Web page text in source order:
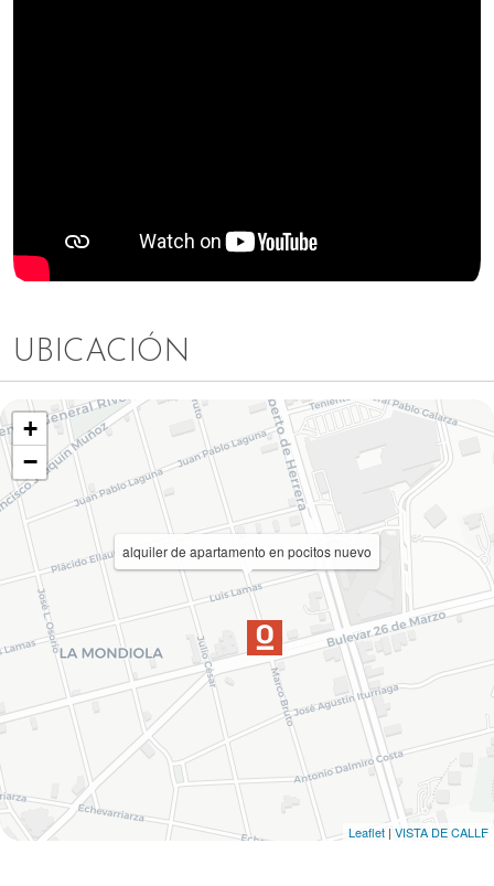
UBICACIÓN
alquiler de apartamento en pocitos nuevo
+
−
Leaflet | VISTA DE CALLE